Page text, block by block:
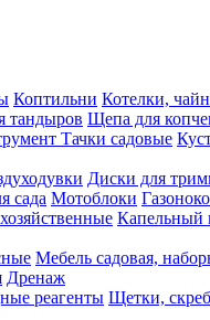
Коптильни Котелки,
тандыров Щепа для
Тачки садовые
Диски для
сада Мотоблоки
Капельный
Мебель садовая,
Дренаж
реагенты Щетки,